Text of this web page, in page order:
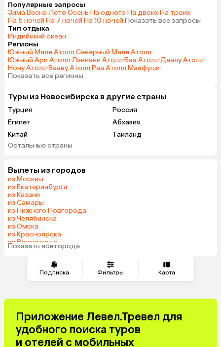
Подписка Фильтры Карта
Популярные запросы
Зима·Весна·Лето·Осень·На одного·На двоих·На троих·
На 5 ночей·На 7 ночей·На 10 ночей·Показать все запросы
Тип отдыха
Индийский океан
Регионы
Южный Мале Атолл·Северный Мале Атолл·
Южный Ари Атолл·Лавиани Атолл·Баа Атолл·Даалу Атолл·
Нону Атолл·Вааву Атолл·Раа Атолл·Маафуши·
Показать все регионы
Туры из Новосибирска в другие страны
Турция
Россия
Египет
Абхазия
Китай
Таиланд
Вьетнам
Армения
Шри-Ланка
Азербайджан
Катар
Гонконг
Венгрия
Остальные страны
Вылеты из городов
из Москвы
из Екатеринбурга
из Казани
из Самары
из Нижнего Новгорода
из Челябинска
из Омска
из Красноярска
из Волгограда
Показать все города
Приложение Левел.Тревел для
удобного поиска туров
и отелей с мобильных